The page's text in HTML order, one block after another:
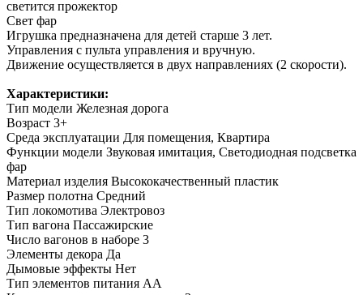
светится прожектор
Свет фар
Игрушка предназначена для детей старше 3 лет.
Управления с пульта управления и вручную.
Движение осуществляется в двух направлениях (2 скорости).
Характеристики:
Тип модели Железная дорога
Возраст 3+
Среда эксплуатации Для помещения, Квартира
Функции модели Звуковая имитация, Светодиодная подсветка
фар
Материал изделия Высококачественный пластик
Размер полотна Средний
Тип локомотива Электровоз
Тип вагона Пассажирские
Число вагонов в наборе 3
Элементы декора Да
Дымовые эффекты Нет
Тип элементов питания АА